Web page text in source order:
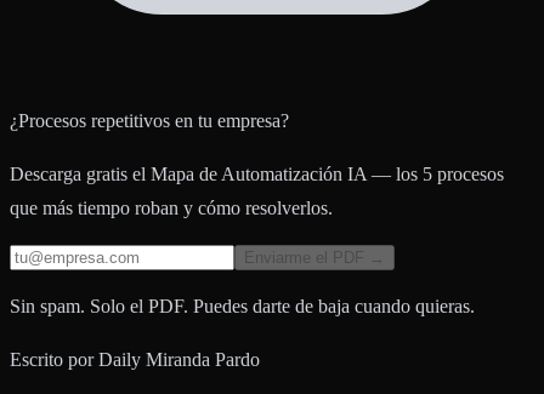
¿Procesos repetitivos en tu empresa?
Descarga gratis el Mapa de Automatización IA — los 5 procesos
que más tiempo roban y cómo resolverlos.
Enviarme el PDF →
Sin spam. Solo el PDF. Puedes darte de baja cuando quieras.
Escrito por Daily Miranda Pardo